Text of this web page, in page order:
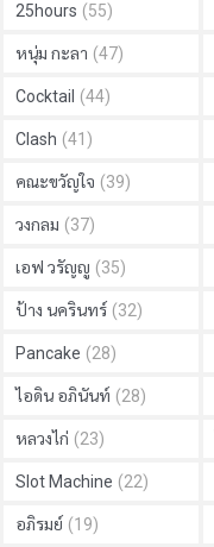
25hours (55)
หนุ่ม กะลา (47)
Cocktail (44)
Clash (41)
คณะขวัญใจ (39)
วงกลม (37)
เอฟ วรัญญู (35)
ป้าง นครินทร์ (32)
Pancake (28)
ไอดิน อภินันท์ (28)
หลวงไก่ (23)
Slot Machine (22)
อภิรมย์ (19)